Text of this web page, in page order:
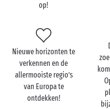
op!
Nieuwe horizonten te
verkennen en de
allermooiste regio’s
van Europa te
ontdekken!